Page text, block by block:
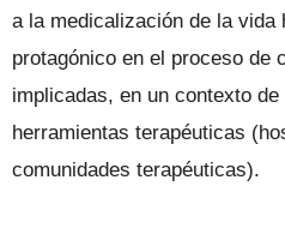
a la medicalización de la vida
protagónico en el proceso de
implicadas, en un contexto
herramientas terapéuticas
comunidades terapéuticas).